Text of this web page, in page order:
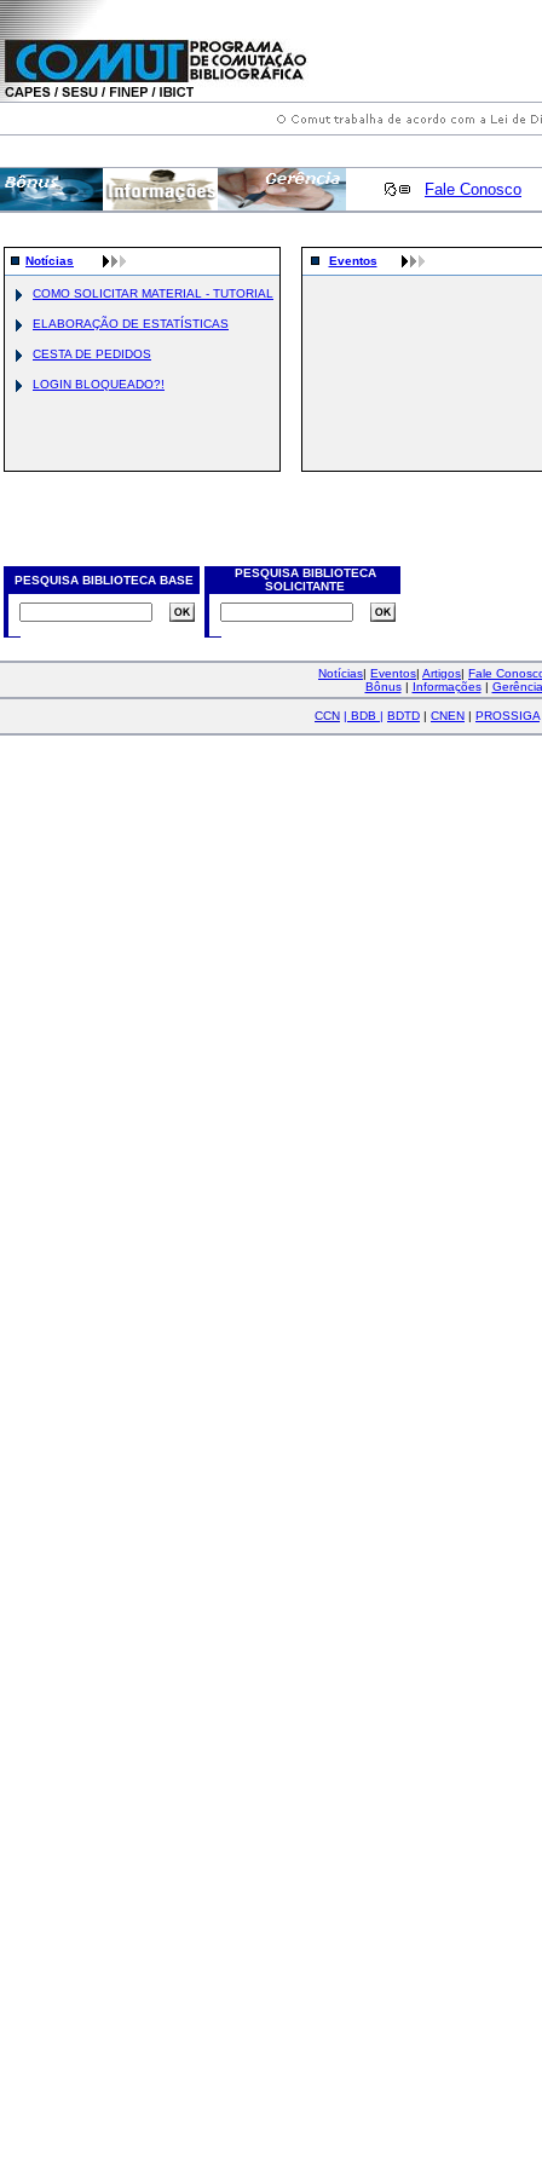
Fale Conosco
Notícias
COMO SOLICITAR MATERIAL - TUTORIAL
ELABORAÇÃO DE ESTATÍSTICAS
CESTA DE PEDIDOS
LOGIN BLOQUEADO?!
Eventos
PESQUISA BIBLIOTECA BASE
PESQUISA BIBLIOTECA
SOLICITANTE
Notícias| Eventos| Artigos| Fale
Bônus| Informações| Gerência
CCN | BDB | BDTD | CNEN | PROSSIGA